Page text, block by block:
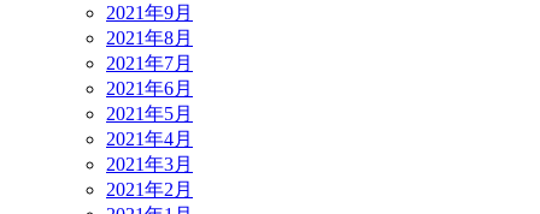
2021年9月
2021年8月
2021年7月
2021年6月
2021年5月
2021年4月
2021年3月
2021年2月